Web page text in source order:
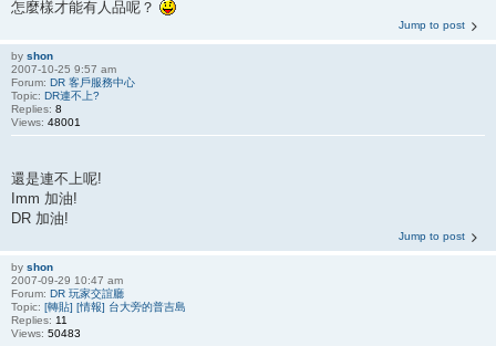
怎麼樣才能有人品呢？
Jump to post
by shon
2007-10-25 9:57 am
Forum: DR 客戶服務中心
Topic: DR連不上?
Replies: 8
Views: 48001
還是連不上呢!
Imm 加油!
DR 加油!
Jump to post
by shon
2007-09-29 10:47 am
Forum: DR 玩家交誼廳
Topic: [轉貼] [情報] 台大旁的普吉島
Replies: 11
Views: 50483